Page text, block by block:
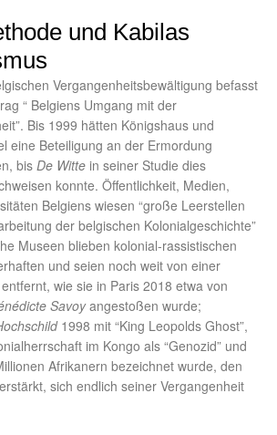
und Kabilas
Vergangenheitsbewältigung befasst
“ Belgiens Umgang mit der
Bis 1999 hätten Königshaus und
eine Beteiligung an der Ermordung
bis De Witte in seiner Studie dies
konnte. Öffentlichkeit, Medien,
Belgiens wiesen “große Leerstellen
der belgischen Kolonialgeschichte”
Museen blieben kolonial-rassistischen
und seien noch weit von einer
wie sie in Paris 2018 etwa von
Savoyangestoßen wurde;
1998 mit “King Leopolds Ghost”,
im Kongo als “Genozid” und
Afrikanern bezeichnet wurde, den
sich endlich seiner Vergangenheit